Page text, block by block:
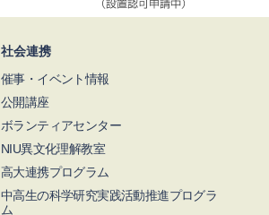
社会連携
催事・イベント情報
公開講座
ボランティアセンター
NIU異文化理解教室
高大連携プログラム
中高生の科学研究実践活動推進プログラ
ム